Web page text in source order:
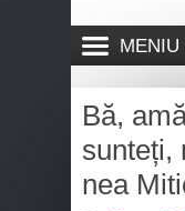
MENIU
Bă,
sunteți,
nea